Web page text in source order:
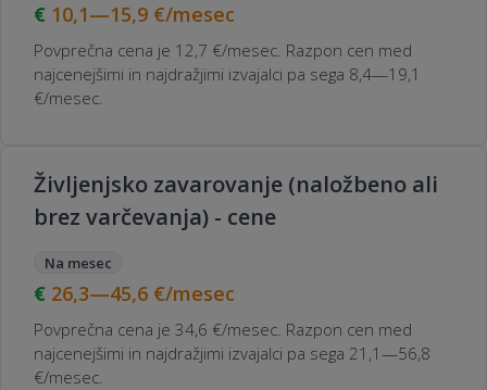
10,1—15,9 €/mesec
Povprečna cena je 12,7 €/mesec. Razpon cen med
najcenejšimi in najdražjimi izvajalci pa sega 8,4—19,1
€/mesec.
Življenjsko zavarovanje (naložbeno ali
brez varčevanja) - cene
Na mesec
26,3—45,6 €/mesec
Povprečna cena je 34,6 €/mesec. Razpon cen med
najcenejšimi in najdražjimi izvajalci pa sega 21,1—56,8
€/mesec.